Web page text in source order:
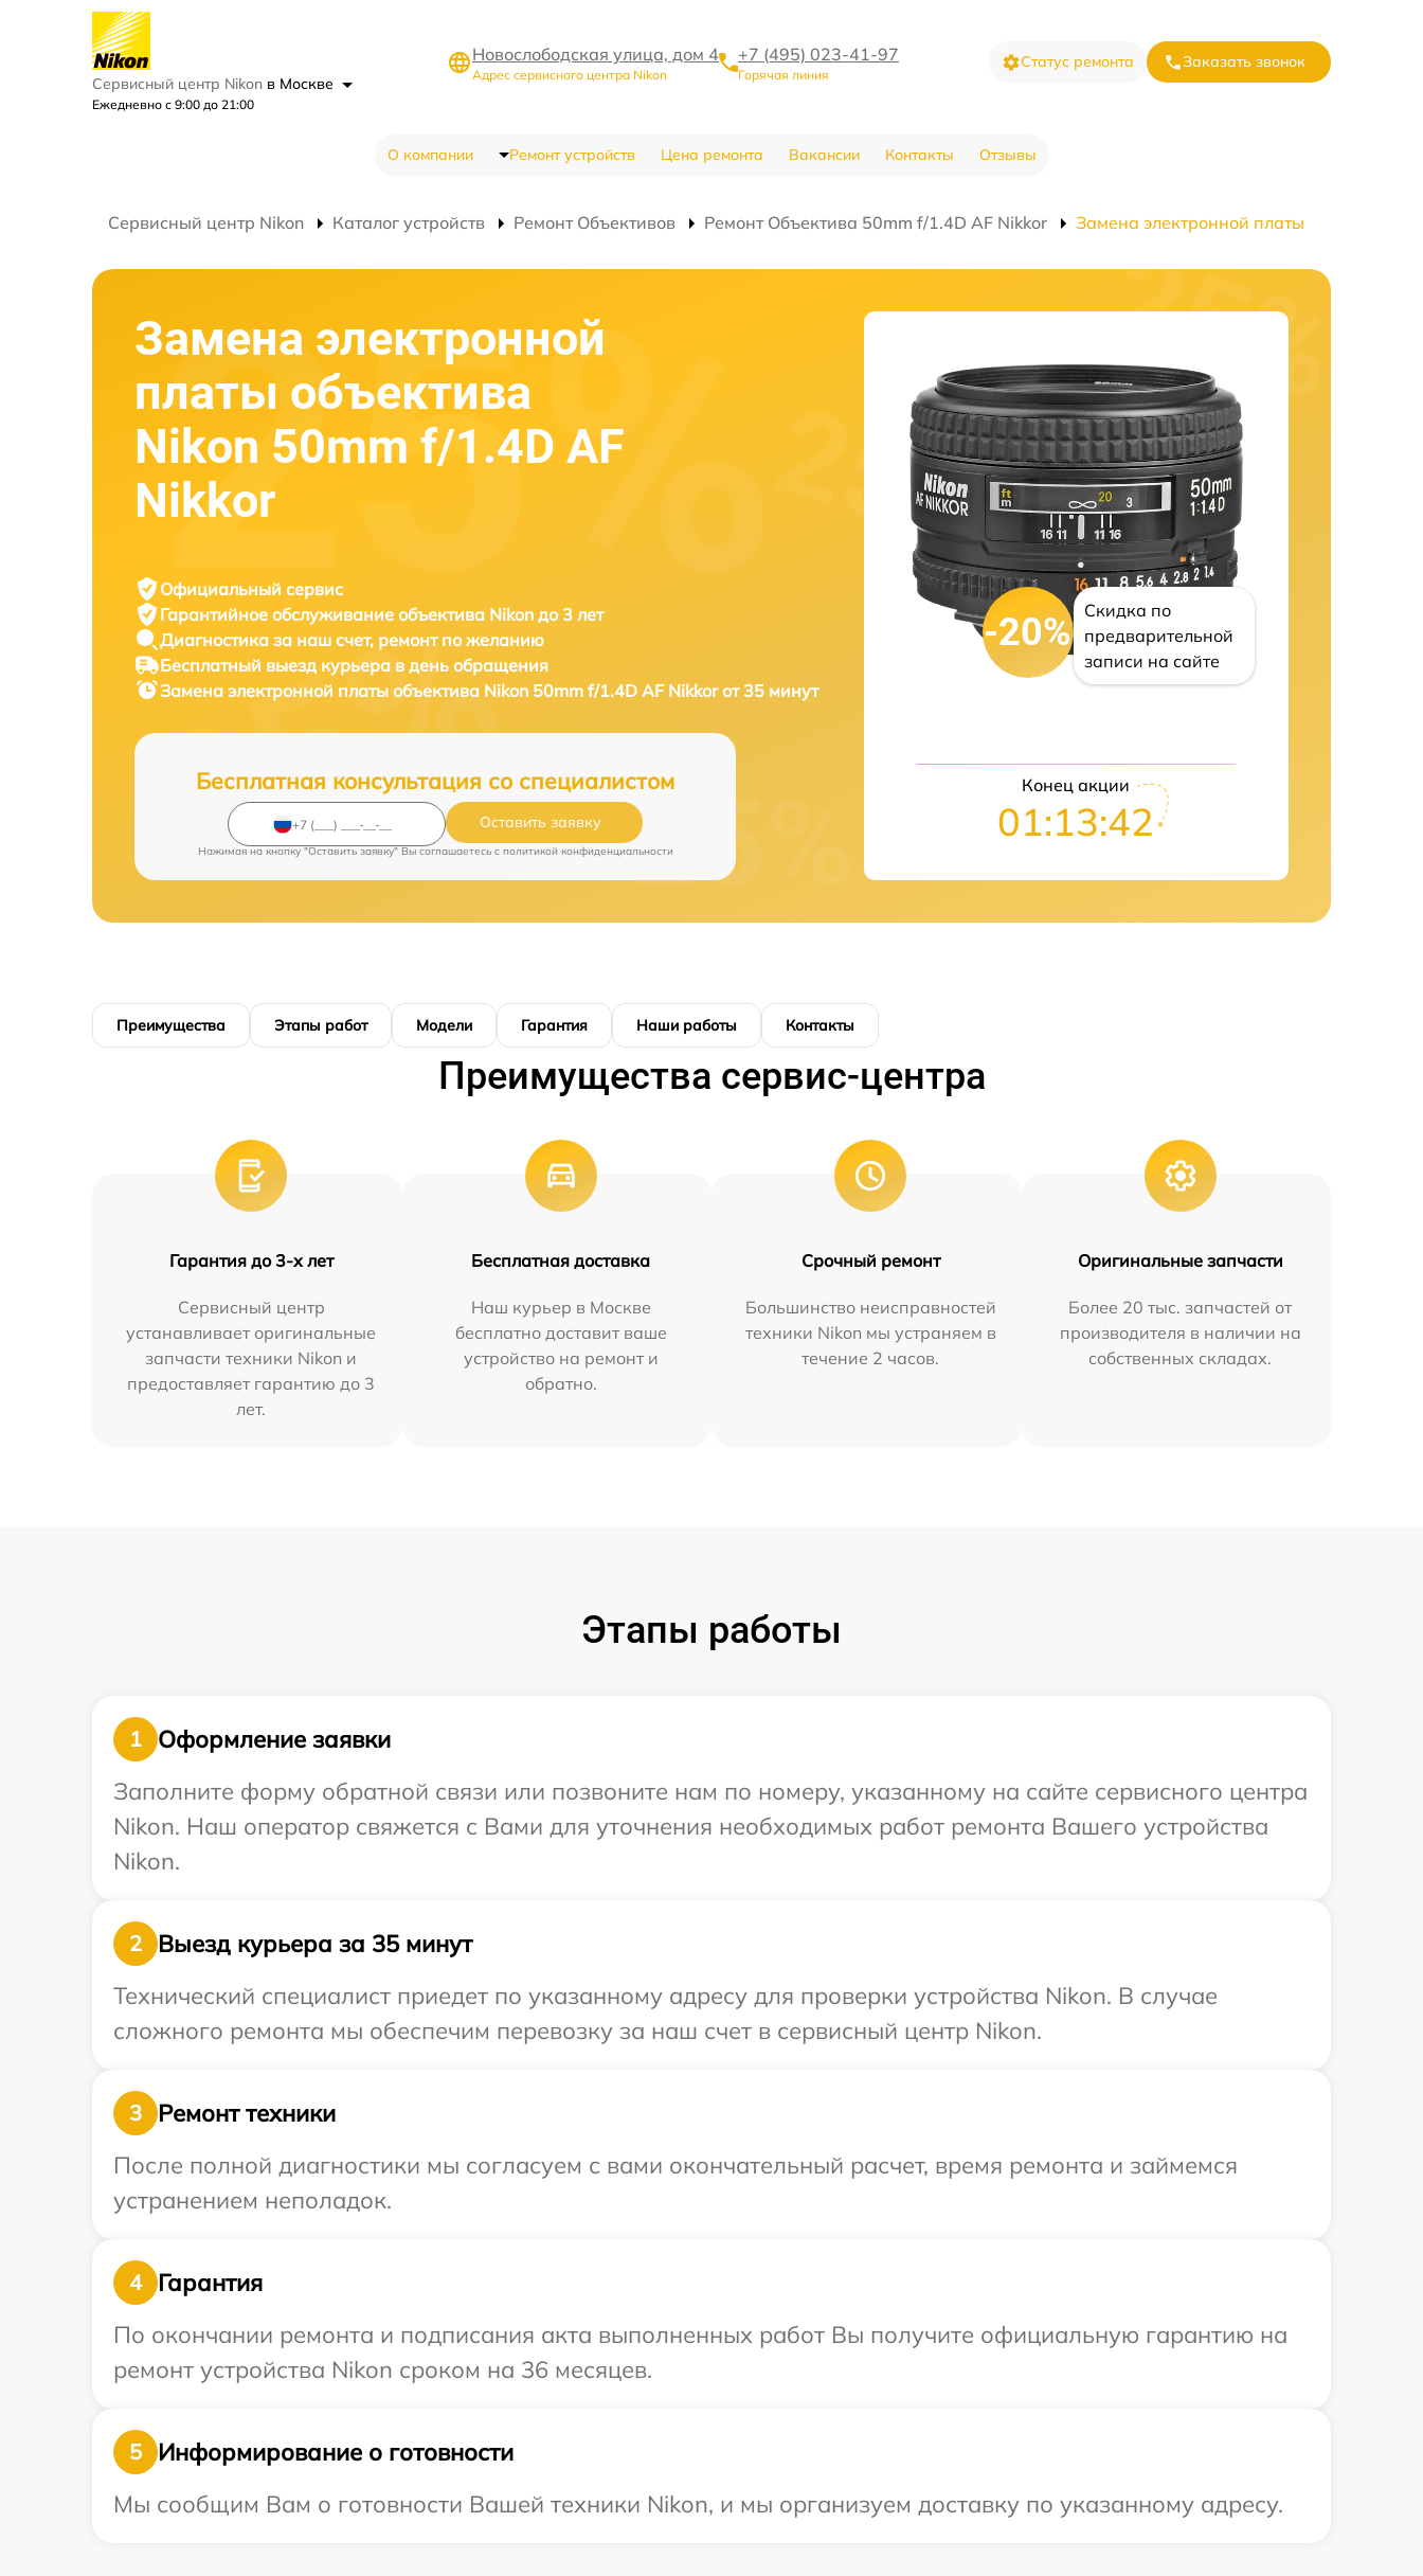
Сервисный центр Nikon в Москве
Ежедневно с 9:00 до 21:00
Новослободская улица, дом 4
Адрес сервисного центра Nikon
+7 (495) 023-41-97
Горячая линия
Статус ремонта Заказать звонок
О компании Ремонт устройств Цена ремонта Вакансии Контакты Отзывы
Сервисный центр Nikon Каталог устройств Ремонт Объективов Ремонт Объектива 50mm f/1.4D AF Nikkor Замена электронной платы
Замена электронной
платы объектива
Nikon 50mm f/1.4D AF
Nikkor
Официальный сервис
Гарантийное обслуживание объектива Nikon до 3 лет
Диагностика за наш счет, ремонт по желанию
Бесплатный выезд курьера в день обращения
Замена электронной платы объектива Nikon 50mm f/1.4D AF Nikkor от 35 минут
Бесплатная консультация со специалистом
Оставить заявку
Нажимая на кнопку "Оставить заявку" Вы соглашаетесь c политикой конфиденциальности
-20%
Скидка по
предварительной
записи на сайте
Конец акции
01:13:41
Преимущества Этапы работ Модели Гарантия Наши работы Контакты
Преимущества сервис-центра
Гарантия до 3-х лет
Сервисный центр
устанавливает оригинальные
запчасти техники Nikon и
предоставляет гарантию до 3
лет.
Бесплатная доставка
Наш курьер в Москве
бесплатно доставит ваше
устройство на ремонт и
обратно.
Срочный ремонт
Большинство неисправностей
техники Nikon мы устраняем в
течение 2 часов.
Оригинальные запчасти
Более 20 тыс. запчастей от
производителя в наличии на
собственных складах.
Этапы работы
1
Оформление заявки
Заполните форму обратной связи или позвоните нам по номеру, указанному на сайте сервисного центра
Nikon. Наш оператор свяжется с Вами для уточнения необходимых работ ремонта Вашего устройства
Nikon.
2
Выезд курьера за 35 минут
Технический специалист приедет по указанному адресу для проверки устройства Nikon. В случае
сложного ремонта мы обеспечим перевозку за наш счет в сервисный центр Nikon.
3
Ремонт техники
После полной диагностики мы согласуем с вами окончательный расчет, время ремонта и займемся
устранением неполадок.
4
Гарантия
По окончании ремонта и подписания акта выполненных работ Вы получите официальную гарантию на
ремонт устройства Nikon сроком на 36 месяцев.
5
Информирование о готовности
Мы сообщим Вам о готовности Вашей техники Nikon, и мы организуем доставку по указанному адресу.